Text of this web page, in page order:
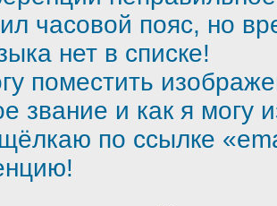
часовой пояс, но
нет в списке!
поместить
звание и как я могу
по ссылке